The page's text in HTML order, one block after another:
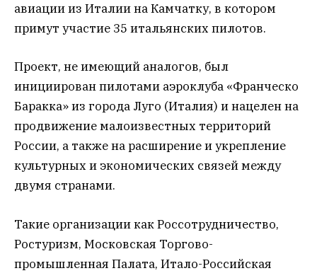
авиации из Италии на Камчатку, в котором
примут участие 35 итальянских пилотов.
Проект, не имеющий аналогов, был
инициирован пилотами аэроклуба «Франческо
Баракка» из города Луго (Италия) и нацелен на
продвижение малоизвестных территорий
России, а также на расширение и укрепление
культурных и экономических связей между
двумя странами.
Такие организации как Россотрудничество,
Ростуризм, Московская Торгово-
промышленная Палата, Итало-Российская